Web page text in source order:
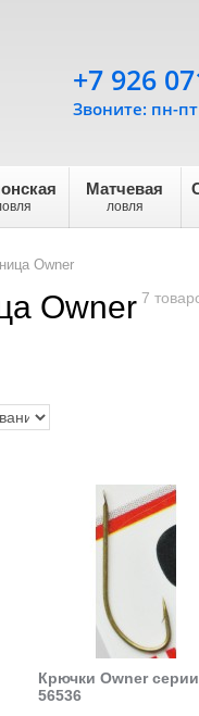
Матчевая
ловля
+7 926
Звоните: пн-
Owner
Owner 7
Крючки Owner серии
56536